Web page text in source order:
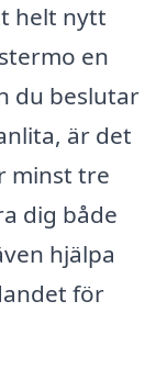
helt nytt
en
du beslutar
är det
minst tre
dig både
hjälpa
för